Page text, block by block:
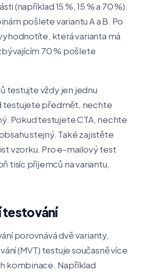
(například 15 %, 15 % a 70 %).
pošlete variantu A a B. Po
která varianta má
70 % pošlete
testujte vždy jen jednu
testujete předmět, nechte
Pokud testujete CTA, nechte
stejný. Také zajistěte
vzorku. Pro e-mailový test
tisíc příjemců na variantu,
testování
porovnává dvě varianty,
(MVT) testuje současně více
kombinace. Například